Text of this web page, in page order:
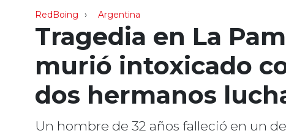
RedBoing Argentina
Tragedia en La
murió intoxicado
dos hermanos
Un hombre de 32 años falleció en un